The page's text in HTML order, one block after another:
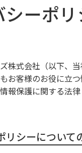
シーポリ
株式会社（以下、
お客様のお役に立
報保護に関する法
リシーについて